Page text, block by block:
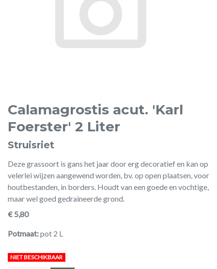
Calamagrostis acut. 'Karl
Foerster' 2 Liter
Struisriet
Deze grassoort is gans het jaar door erg decoratief en kan op
velerlei wijzen aangewend worden, bv. op open plaatsen, voor
houtbestanden, in borders. Houdt van een goede en vochtige,
maar wel goed gedraineerde grond.
€ 5,80
Potmaat pot 2 L
NIET BESCHIKBAAR